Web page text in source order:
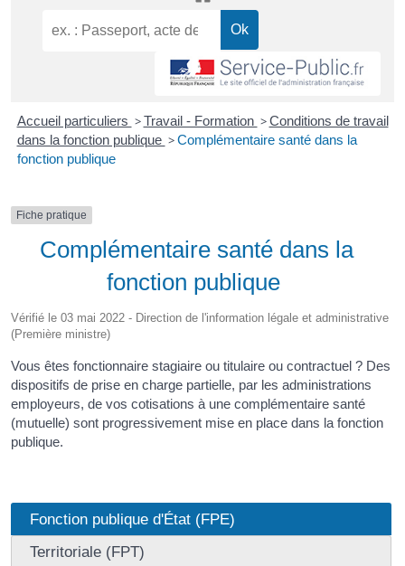
Accueil particuliers > Travail - Formation > Conditions de travail
dans la fonction publique > Complémentaire santé dans la
fonction publique
Fiche pratique
Complémentaire santé dans la
fonction publique
Vérifié le 03 mai 2022 - Direction de l'information légale et administrative
(Première ministre)
Vous êtes fonctionnaire stagiaire ou titulaire ou contractuel ? Des
dispositifs de prise en charge partielle, par les administrations
employeurs, de vos cotisations à une complémentaire santé
(mutuelle) sont progressivement mise en place dans la fonction
publique.
Fonction publique d'État (FPE)
Territoriale (FPT)